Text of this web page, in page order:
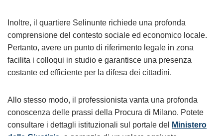
Inoltre, il quartiere Selinunte richiede una profonda
comprensione del contesto sociale ed economico locale.
Pertanto, avere un punto di riferimento legale in zona
facilita i colloqui in studio e garantisce una presenza
costante ed efficiente per la difesa dei cittadini.
Allo stesso modo, il professionista vanta una profonda
conoscenza delle prassi della Procura di Milano. Potete
consultare i dettagli istituzionali sul portale del
Ministero